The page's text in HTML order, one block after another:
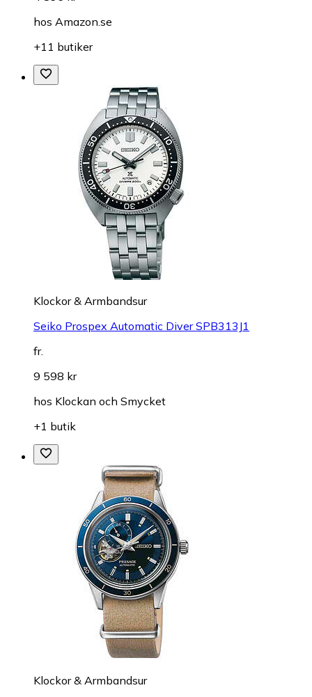
hos Amazon.se
+11 butiker
Klockor & Armbandsur
Seiko Prospex Automatic Diver SPB313J1
fr.
9 598 kr
hos Klockan och Smycket
+1 butik
Klockor & Armbandsur